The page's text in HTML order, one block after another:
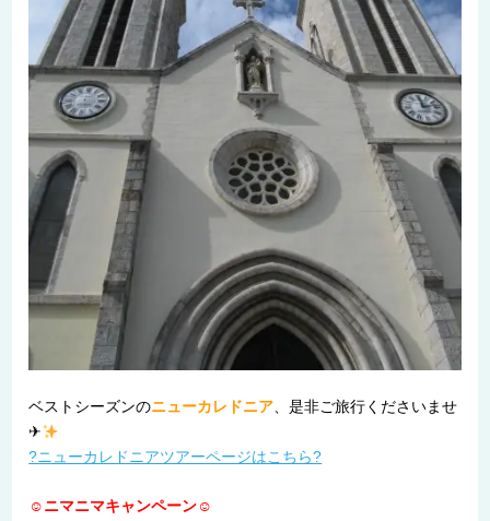
ベストシーズンのニューカレドニア 、是非ご旅行くださいませ
✈
?ニューカレドニアツアーページはこちら?
☺ニマニマキャンペーン☺